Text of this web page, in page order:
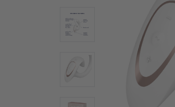
Τεχνολογία Air Pulse
Κλειτοριδικά ερωτικά βοηθήματα